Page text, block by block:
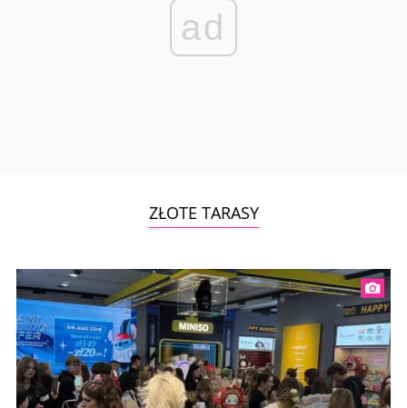
ad
ZŁOTE TARASY